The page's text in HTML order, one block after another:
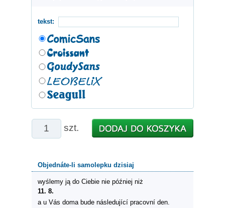
tekst:
szt.
Objednáte-li samolepku dzisiaj
wyślemy ją do Ciebie nie później niż
11. 8.
a u Vás doma bude následující pracovní den.